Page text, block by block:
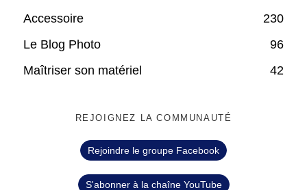
Accessoire
230
Le Blog Photo
96
Maîtriser son matériel
42
REJOIGNEZ LA COMMUNAUTÉ
Rejoindre le groupe Facebook
S'abonner à la chaîne YouTube